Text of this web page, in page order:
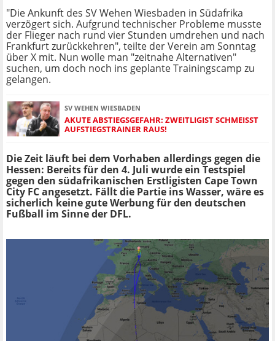
"Die Ankunft des SV Wehen Wiesbaden in Südafrika
verzögert sich. Aufgrund technischer Probleme musste
der Flieger nach rund vier Stunden umdrehen und nach
Frankfurt zurückkehren", teilte der Verein am Sonntag
über X mit. Nun wolle man "zeitnahe Alternativen"
suchen, um doch noch ins geplante Trainingscamp zu
gelangen.
SV WEHEN WIESBADEN
AKUTE ABSTIEGSGEFAHR: ZWEITLIGIST SCHMEISST A
UFSTIEGSTRAINER RAUS!
Die Zeit läuft bei dem Vorhaben allerdings gegen die
Hessen: Bereits für den 4. Juli wurde ein Testspiel
gegen den südafrikanischen Erstligisten Cape Town
City FC angesetzt. Fällt die Partie ins Wasser, wäre es
sicherlich keine gute Werbung für den deutschen
Fußball im Sinne der DFL.